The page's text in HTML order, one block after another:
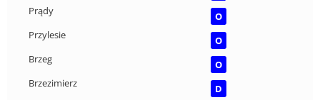
Prądy
O
Przylesie
O
Brzeg
O
Brzezimierz
D